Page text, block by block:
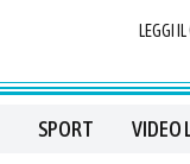
LEGGI
SPORT VIDEO